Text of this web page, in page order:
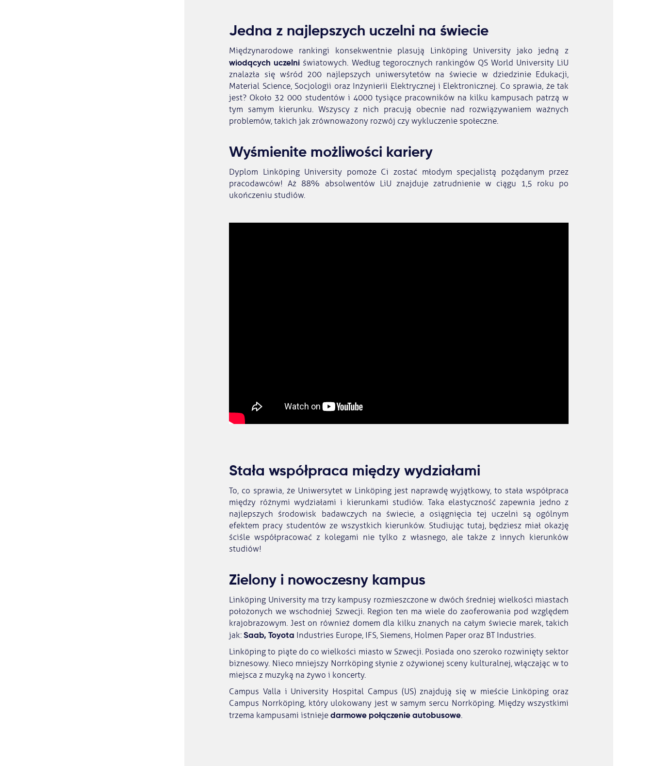
Jedna z najlepszych uczelni na świecie
Międzynarodowe rankingi konsekwentnie plasują Linköping University jako jedną z
wiodących uczelni światowych. Według tegorocznych rankingów QS World University LiU
znalazła się wśród 200 najlepszych uniwersytetów na świecie w dziedzinie Edukacji,
Material Science, Socjologii oraz Inżynierii Elektrycznej i Elektronicznej. Co sprawia, że tak
jest? Około 32 000 studentów i 4000 tysiące pracowników na kilku kampusach patrzą w
tym samym kierunku. Wszyscy z nich pracują obecnie nad rozwiązywaniem ważnych
problemów, takich jak zrównoważony rozwój czy wykluczenie społeczne.
Wyśmienite możliwości kariery
Dyplom Linköping University pomoże Ci zostać młodym specjalistą pożądanym przez
pracodawców! Aż 88% absolwentów LiU znajduje zatrudnienie w ciągu 1,5 roku po
ukończeniu studiów.
Stała współpraca między wydziałami
To, co sprawia, że Uniwersytet w Linköping jest naprawdę wyjątkowy, to stała współpraca
między różnymi wydziałami i kierunkami studiów. Taka elastyczność zapewnia jedno z
najlepszych środowisk badawczych na świecie, a osiągnięcia tej uczelni są ogólnym
efektem pracy studentów ze wszystkich kierunków. Studiując tutaj, będziesz miał okazję
ściśle współpracować z kolegami nie tylko z własnego, ale także z innych kierunków
studiów!
Zielony i nowoczesny kampus
Linköping University ma trzy kampusy rozmieszczone w dwóch średniej wielkości miastach
położonych we wschodniej Szwecji. Region ten ma wiele do zaoferowania pod względem
krajobrazowym. Jest on również domem dla kilku znanych na całym świecie marek, takich
jak:Saab, Toyota Industries Europe, IFS, Siemens, Holmen Paper oraz BT Industries.
Linköping to piąte do co wielkości miasto w Szwecji. Posiada ono szeroko rozwinięty sektor
biznesowy. Nieco mniejszy Norrköping słynie z ożywionej sceny kulturalnej, włączając w to
miejsca z muzyką na żywo i koncerty.
Campus Valla i University Hospital Campus (US) znajdują się w mieście Linköping oraz
Campus Norrköping, który ulokowany jest w samym sercu Norrköping. Między wszystkimi
trzema kampusami istniejedarmowe połączenie autobusowe.